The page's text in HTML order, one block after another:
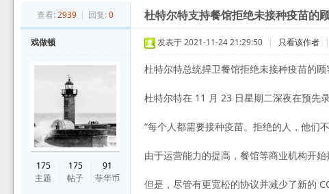
索
›
查看: 2939 | 回复: 0 杜特尔特支持餐馆拒绝未接种疫苗的
戏做顿
175
主题
175
帖子
91
菲华币
发表于 2021-11-24 21:29:50 | 只看该作者 |
杜特尔特总统捍卫餐馆拒绝未接种疫苗的
杜特尔特在 11 月 23 日星期二深夜在预先
“每个人都需要接种疫苗。拒绝的人，他们
由于运营能力的提高，餐馆等商业机构开
但是，尽管有更宽松的协议并减少了新的